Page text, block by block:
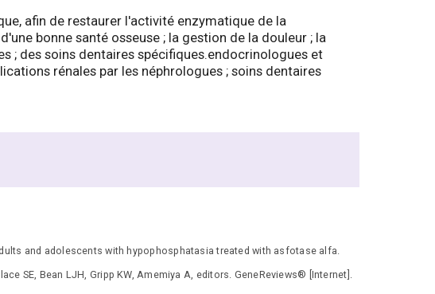
afin de restaurer l'activité enzymatique de la
bonne santé osseuse ; la gestion de la douleur ; la
; des soins dentaires spécifiques.endocrinologues et
rénales par les néphrologues ; soins dentaires
and adolescents with hypophosphatasia treated with asfotase alfa.
SE, Bean LJH, Gripp KW, Amemiya A, editors. GeneReviews® [Internet].